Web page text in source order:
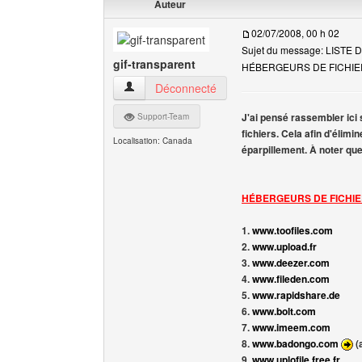
Auteur
gif-transparent
gif-transparent Voir le profil de l'utilisateur
Déconnecté
Support-Team
Localisation: Canada
02/07/2008, 00 h 02
Sujet du message: LISTE
HÉBERGEURS DE
J'ai pensé rassembler ici
fichiers. Cela afin
éparpillement. À noter
HÉBERGEURS DE
1.www.toofiles.com
2.www.upload.fr
3.www.deezer.com
4.www.fileden.com
5.www.rapidshare.de
6.www.bolt.com
7.www.imeem.com
8.www.badongo.com